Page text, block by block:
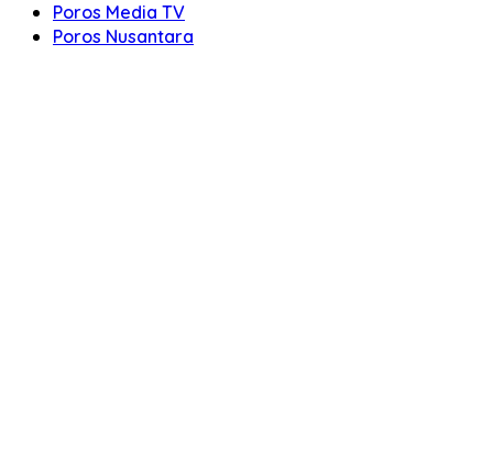
Poros Media TV
Poros Nusantara